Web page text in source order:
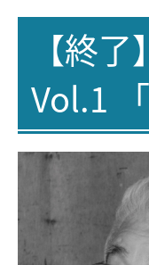
【終
Vol.1